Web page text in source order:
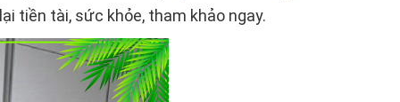
tiền tài, sức khỏe, tham khảo ngay.